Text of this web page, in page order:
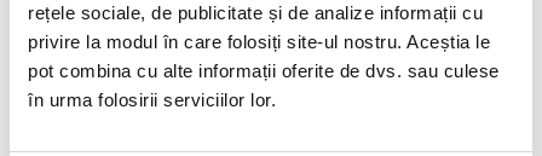
rețele sociale, de publicitate și de analize informații cu
privire la modul în care folosiți site-ul nostru. Aceștia le
pot combina cu alte informații oferite de dvs. sau culese
în urma folosirii serviciilor lor.
Dimensiune: aproximativ 1 cm
Fiind un cristal natural, poate prezenta imperfecțiuni, care
nu înseamnă defecte.
Veți primi un octaedru fluorina, asemanator cu cele 5 din